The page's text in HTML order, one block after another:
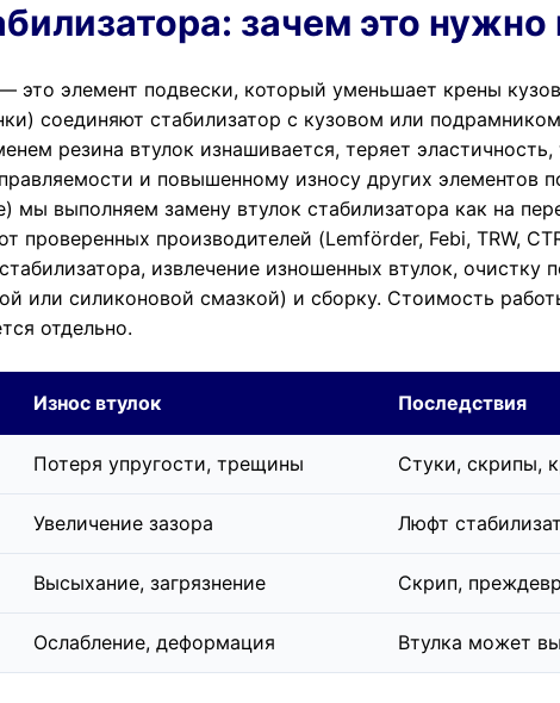
зачем это нужно
это элемент подвески, который уменьшает крены
соединяют стабилизатор с кузовом или
резина втулок изнашивается, теряет эластичность,
и повышенному износу других элементов
мы выполняем замену втулок стабилизатора как на
проверенных производителей (Lemförder, Febi, TRW,
извлечение изношенных втулок, очистку
или силиконовой смазкой) и сборку. Стоимость
отдельно.
Износ втулок Последствия
Потеря упругости, трещины Стуки, скрипы,
Увеличение зазора Люфт
Высыхание, загрязнение Скрип,
Ослабление, деформация Втулка может